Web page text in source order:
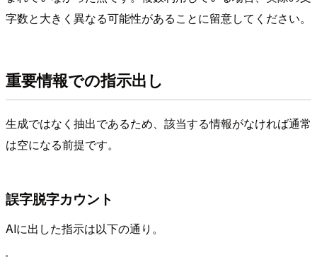
字数と大きく異なる可能性があることに留意してください。
重要情報での指示出し
生成ではなく抽出であるため、該当する情報がなければ通常
は空になる前提です。
誤字脱字カウント
AIに出した指示は以下の通り。